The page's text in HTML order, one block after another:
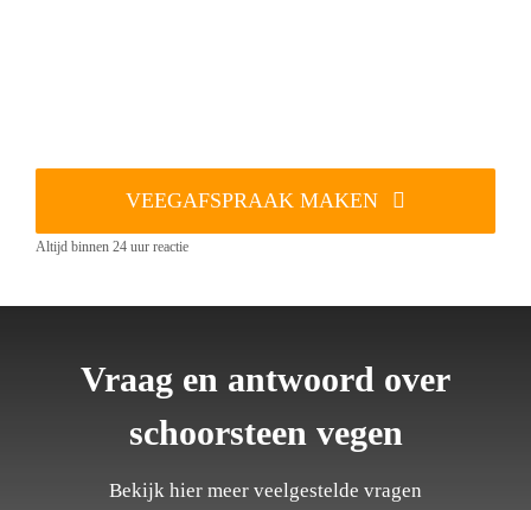
VEEGAFSPRAAK MAKEN
Altijd binnen 24 uur reactie
Vraag en antwoord over
schoorsteen vegen
Bekijk hier meer veelgestelde vragen